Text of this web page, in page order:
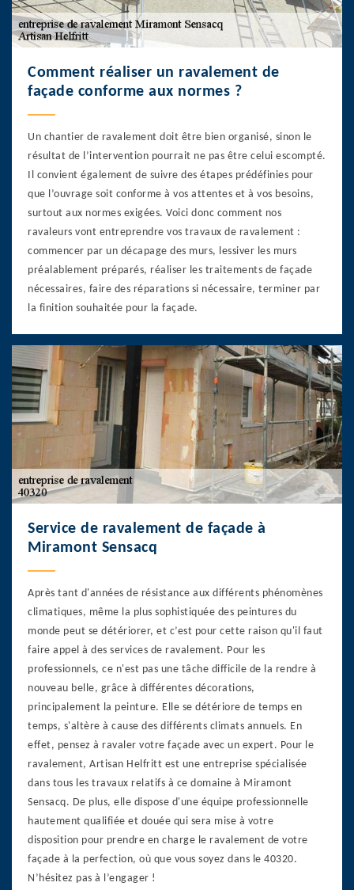
Comment réaliser un ravalement de
façade conforme aux normes ?
Un chantier de ravalement doit être bien organisé, sinon le
résultat de l’intervention pourrait ne pas être celui escompté.
Il convient également de suivre des étapes prédéfinies pour
que l’ouvrage soit conforme à vos attentes et à vos besoins,
surtout aux normes exigées. Voici donc comment nos
ravaleurs vont entreprendre vos travaux de ravalement :
commencer par un décapage des murs, lessiver les murs
préalablement préparés, réaliser les traitements de façade
nécessaires, faire des réparations si nécessaire, terminer par
la finition souhaitée pour la façade.
Service de ravalement de façade à
Miramont Sensacq
Après tant d'années de résistance aux différents phénomènes
climatiques, même la plus sophistiquée des peintures du
monde peut se détériorer, et c’est pour cette raison qu'il faut
faire appel à des services de ravalement. Pour les
professionnels, ce n'est pas une tâche difficile de la rendre à
nouveau belle, grâce à différentes décorations,
principalement la peinture. Elle se détériore de temps en
temps, s'altère à cause des différents climats annuels. En
effet, pensez à ravaler votre façade avec un expert. Pour le
ravalement, Artisan Helfritt est une entreprise spécialisée
dans tous les travaux relatifs à ce domaine à Miramont
Sensacq. De plus, elle dispose d'une équipe professionnelle
hautement qualifiée et douée qui sera mise à votre
disposition pour prendre en charge le ravalement de votre
façade à la perfection, où que vous soyez dans le 40320.
N’hésitez pas à l’engager !